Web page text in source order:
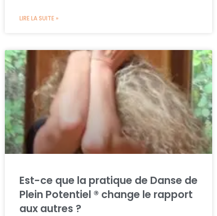
LIRE LA SUITE »
Est-ce que la pratique de Danse de
Plein Potentiel ® change le rapport
aux autres ?